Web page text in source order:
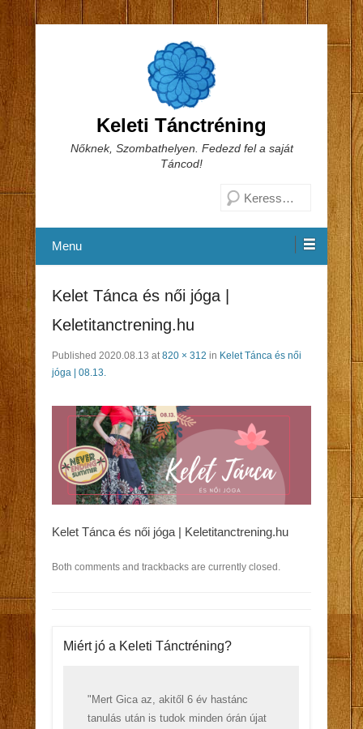
Keleti Tánctréning
Nőknek, Szombathelyen. Fedezd fel a saját
Táncod!
Menu
Kelet Tánca és női jóga |
Keletitanctrening.hu
Published 2020.08.13 at820 × 312 in Kelet Tánca és női
jóga | 08.13.
Kelet Tánca és női jóga | Keletitanctrening.hu
Both comments and trackbacks are currently closed.
Miért jó a Keleti Tánctréning?
"Mert Gica az, akitől 6 év hastánc
tanulás után is tudok minden órán újat